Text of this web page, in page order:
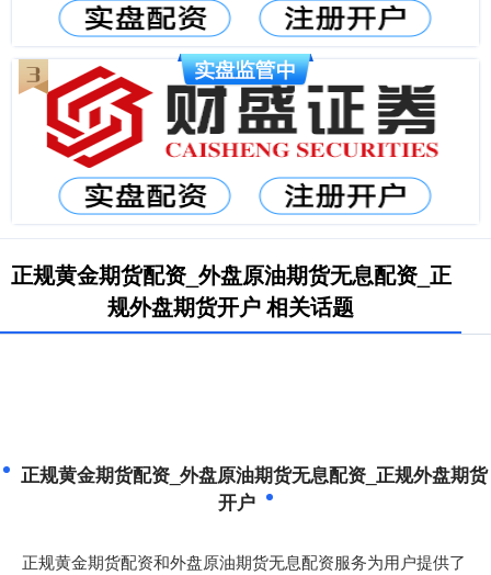
正规黄金期货配资_外盘原油期货无息配资_正
规外盘期货开户 相关话题
正规黄金期货配资_外盘原油期货无息配资_正规外盘期货
开户
正规黄金期货配资和外盘原油期货无息配资服务为用户提供了